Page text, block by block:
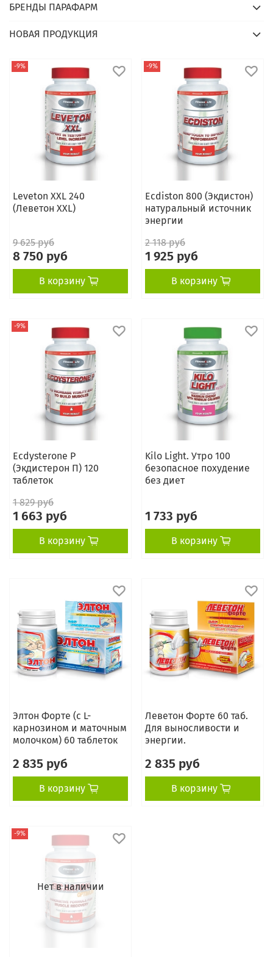
-9%
Leveton XXL 240
(Леветон XXL)
9 625 руб
8 750 руб
В корзину
-9%
Ecdiston 800 (Экдистон)
натуральный источник
энергии
2 118 руб
1 925 руб
В корзину
-9%
Ecdysterone P
(Экдистерон П) 120
таблеток
1 829 руб
1 663 руб
В корзину
Kilo Light. Утро 100
безопасное похудение
без диет
1 733 руб
В корзину
Элтон Форте (с L-
карнозином и маточным
молочком) 60 таблеток
2 835 руб
В корзину
Леветон Форте 60 таб.
Для выносливости и
энергии.
2 835 руб
В корзину
Нет в наличии
-9%
БРЕНДЫ ПАРАФАРМ
НОВАЯ ПРОДУКЦИЯ